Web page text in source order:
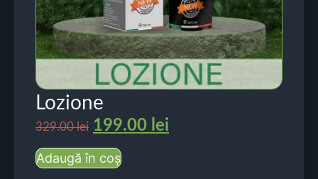
Lozione
329.00lei 199.00 lei
Adaugă în coș